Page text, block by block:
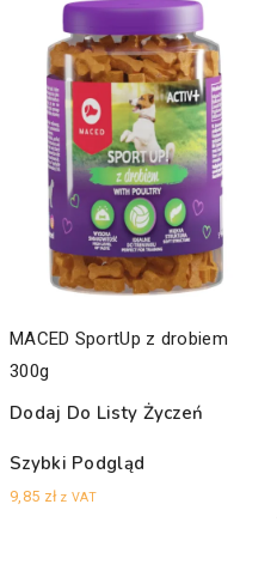
MACED SportUp z drobiem
300g
Dodaj Do Listy Życzeń
Szybki Podgląd
9,85 zł z VAT